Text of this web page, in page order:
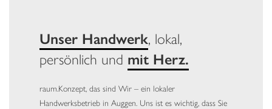
Unser Handwerk, lokal,
persönlich und mit Herz.
raum.Konzept, das sind Wir – ein lokaler
Handwerksbetrieb in Auggen. Uns ist es wichtig, dass Sie